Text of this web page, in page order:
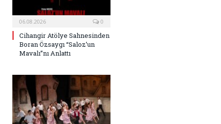
06.08.2026 0
Cihangir Atölye Sahnesinden
Boran Özsaygı “Saloz’un
Mavalı”nı Anlattı